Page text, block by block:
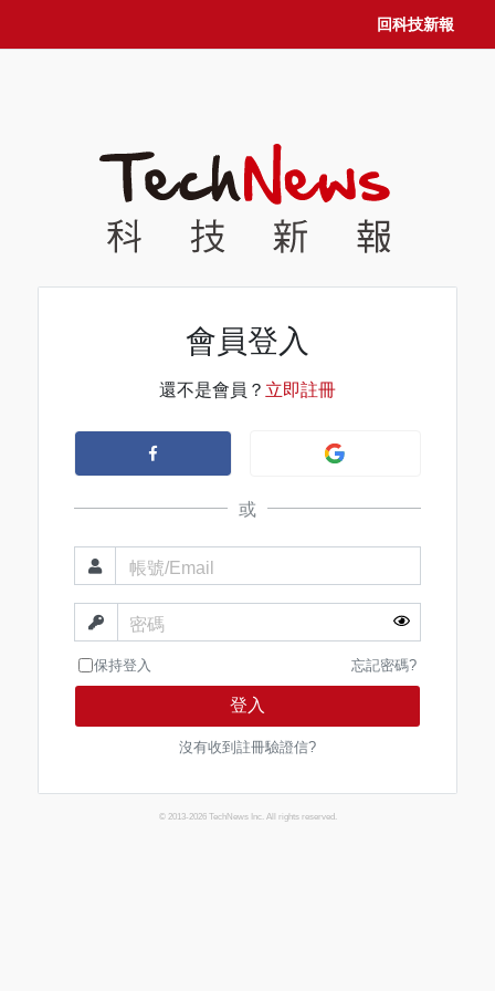
回科技新報
會員登入
還不是會員？ 立即註冊
或
帳號/Email
密碼
保持登入 忘記密碼?
登入
沒有收到註冊驗證信?
© 2013-2026 TechNews Inc. All rights reserved.